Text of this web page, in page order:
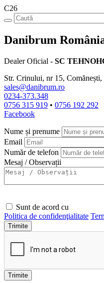
C26
Danibrum
Dealer Oficial - SC
Str. Crinului, nr 15,
sales@danibrum.ro
0234-373.348
0756 315 919 • 0756 192 292
Facebook
Nume și prenume
Email
Număr de telefon
Mesaj / Observații
Sunt de acord cu
Politica de confidenţialitate
Trimite
Trimite